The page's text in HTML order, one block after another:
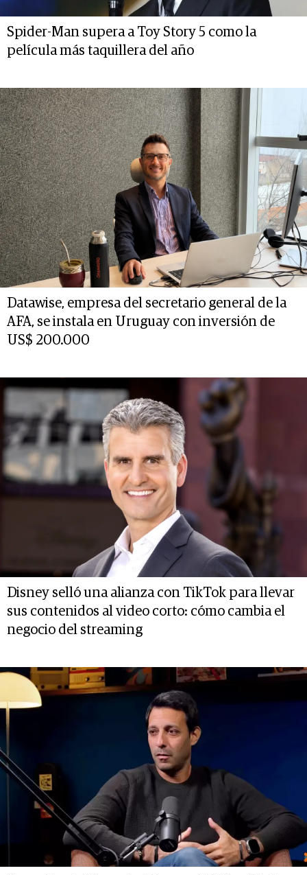
Spider-Man supera a Toy Story 5 como la
película más taquillera del año
Datawise, empresa del secretario general de la
AFA, se instala en Uruguay con inversión de
US$ 200.000
Disney selló una alianza con TikTok para llevar
sus contenidos al video corto: cómo cambia el
negocio del streaming